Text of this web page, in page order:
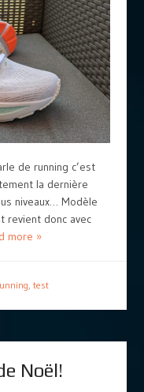
de running c’est
la dernière
niveaux… Modèle
revient donc avec
more »
test
Noël!